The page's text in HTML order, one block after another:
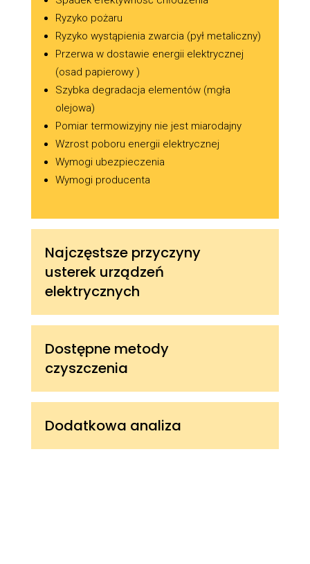
Ryzyko pożaru
Ryzyko wystąpienia zwarcia (pył metaliczny)
Przerwa w dostawie energii elektrycznej
(osad papierowy )
Szybka degradacja elementów (mgła
olejowa)
Pomiar termowizyjny nie jest miarodajny
Wzrost poboru energii elektrycznej
Wymogi ubezpieczenia
Wymogi producenta
Najczęstsze przyczyny
usterek urządzeń
elektrycznych
Dostępne metody
czyszczenia
Dodatkowa analiza